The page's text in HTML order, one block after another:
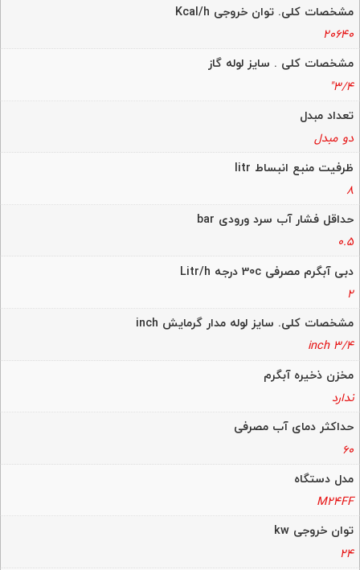
مشخصات کلی. توان خروجی Kcal/h
20640
مشخصات کلی . سایز لوله گاز
3/4"
تعداد مبدل
دو مبدل
ظرفیت منبع انبساط litr
8
حداقل فشار آب سرد ورودی bar
0.5
دبی آبگرم مصرفی 30c درجه Litr/h
2
مشخصات کلی. سایز لوله مدار گرمایش inch
3/4 inch
مخزن ذخیره آبگرم
ندارد
حداکثر دمای آب مصرفی
60
مدل دستگاه
M24FF
توان خروجی kw
24